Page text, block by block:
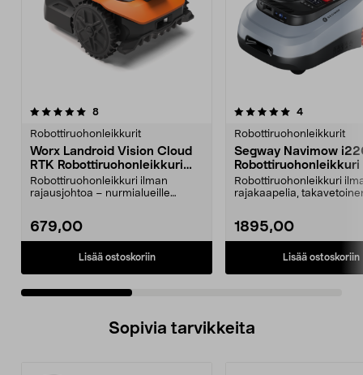
8arvostelut
Robottiruohonleikkurit
Worx Landroid Vision Cloud
RTK Robottiruohonleikkuri
300 m2
Robottiruohonleikkuri ilman
rajausjohtoa – nurmialueille
679,00
Lisää ostoskoriin
5.0 viidestä
4arvostelut
Robottiruohonleikkurit
Segway Navimow
Robottiruohonleikkuri
rajakaapelia, 2000
Robottiruohonleikkuri
rajakaapelia,
1895,00
Lisää ostoskoriin
4.0 viidestä
Sopivia tarvikkeita